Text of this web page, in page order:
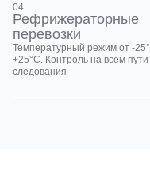
04
Рефрижераторные
перевозки
Температурный режим от -
+25°С. Контроль на всем пути
следования